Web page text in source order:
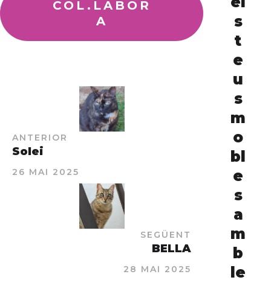
COL.LABOR
A
ANTERIOR
Solei
26 MAI 2025
SEGÜENT
BELLA
28 MAI 2025
s
t
e
u
s
m
o
bl
e
s
a
m
b
le